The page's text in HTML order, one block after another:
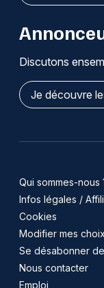
Discutons
Je découvre
Qui sommes-nous
Infos légales /
Cookies
Modifier mes
Se désabonner
Nous contacter
Emploi